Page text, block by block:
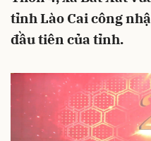
tỉnh Lào Cai công
đầu tiên của tỉnh.